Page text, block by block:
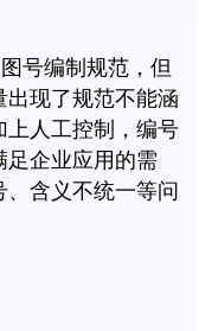
号编制规范，但
出现了规范不能涵
上人工控制，编号
足企业应用的需
含义不统一等问